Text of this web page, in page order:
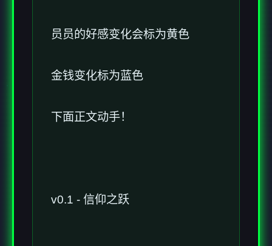
员员的好感变化会标为黄色
金钱变化标为蓝色
下面正文动手！
v0.1 - 信仰之跃